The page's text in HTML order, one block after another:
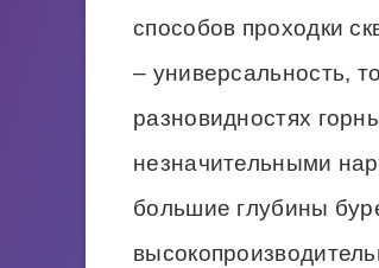
способов проходки
– универсальность,
разновидностях
незначительными
большие глубины